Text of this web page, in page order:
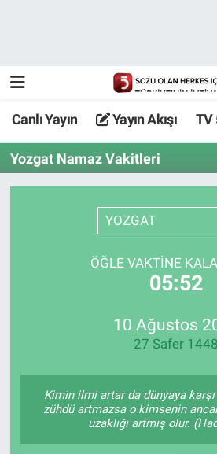
Canlı Yayın Yayın Akışı TV
Yozgat Namaz Vakitleri
YOZGAT
ÖĞLE VAKTİNE
05:52
10 Ağustos
27 Safer 1448
Kimin ilmi artar da dünyaya
zühdü artmazsa o kimsenin
uzaklığı artmış olur.
TV 5 Ekranı ve Arşiv